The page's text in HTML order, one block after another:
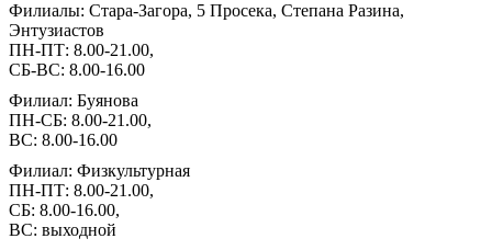
Филиалы: Стара-Загора, 5 Просека, Степана Разина,
Энтузиастов
ПН-ПТ: 8.00-21.00,
СБ-ВС: 8.00-16.00
Филиал: Буянова
ПН-СБ: 8.00-21.00,
ВС: 8.00-16.00
Филиал: Физкультурная
ПН-ПТ: 8.00-21.00,
СБ: 8.00-16.00,
ВС: выходной